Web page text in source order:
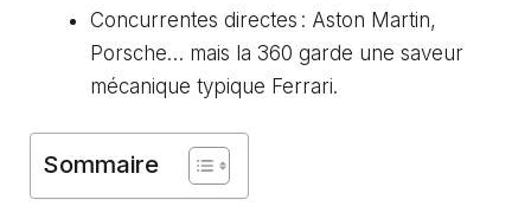
Concurrentes directes : Aston Martin,
Porsche… mais la 360 garde une saveur
mécanique typique Ferrari.
Sommaire